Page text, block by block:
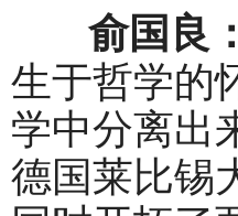
俞国良
生于哲学的
学中分离出
德国莱比锡